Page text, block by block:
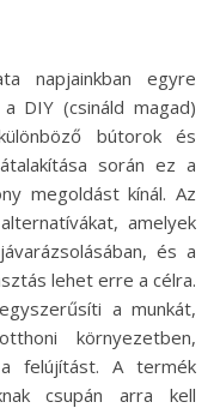
DIY (csináld magad)
bútorok és
során ez a
megoldást kínál. Az
amelyek
és a
lehet erre a célra.
a munkát,
környezetben,
felújítást. A termék
csupán arra kell